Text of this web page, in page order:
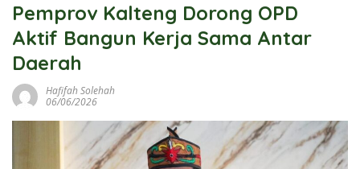
Pemprov Kalteng Dorong OPD
Aktif Bangun Kerja Sama Antar
Daerah
Hafifah Solehah
06/06/2026